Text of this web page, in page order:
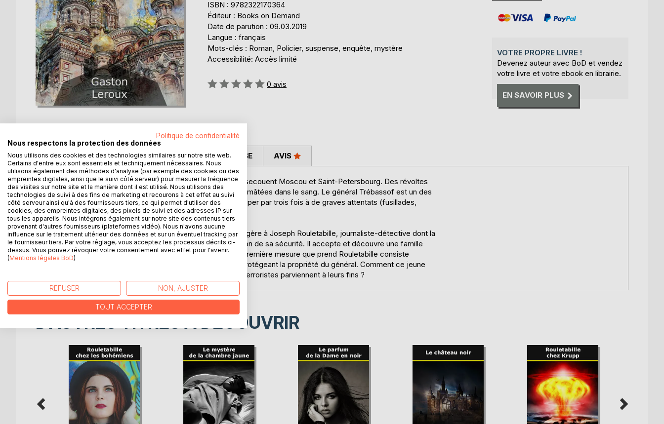
ISBN : 9782322170364
Éditeur : Books on Demand
Date de parution : 09.03.2019
Langue : français
Mots-clés : Roman, Policier, suspense, enquête, mystère
Accessibilité: Accès limité
Évaluation:
0 avis
VOTRE PROPRE LIVRE !
Devenez auteur avec BoD et vendez
votre livre et votre ebook en librairie.
EN SAVOIR PLUS
DESCRIPTION
Au début de l'autre siècle, en Russie, de graves troubles secouent Moscou et Saint-Petersbourg. Des révoltes
fomentées par des groupes nihilistes ou anarchistes sont mâtées dans le sang. Le général Trébassof est un des
responsables de cette terrible répression. Il vient d'échapper par trois fois à de graves attentats (fusillades,
machines infernales).
Le Tsar, inquiet pour un de ses plus loyaux serviteurs, suggère à Joseph Rouletabille, journaliste-détective dont la
réputation n'est plus à faire, de se charger de l'organisation de sa sécurité. Il accepte et découvre une famille
déboussolée mais recevant quand même beaucoup. La première mesure que prend Rouletabille consiste
paradoxalement à éloigner l'important dispositif policier protégeant la propriété du général. Comment ce jeune
homme astucieux pourra-t-il à lui seul empêcher que les terroristes parviennent à leurs fins ?
AUTEUR(S) CRITIQUES PRESSE AVIS
D’AUTRES TITRES À DÉCOUVRIR
Politique de confidentialité
Nous respectons la protection des données
Nous utilisons des cookies et des technologies similaires sur notre site web.
Certains d'entre eux sont essentiels et techniquement nécessaires. Nous
utilisons également des méthodes d'analyse (par exemple des cookies ou des
empreintes digitales, ainsi que le suivi côté serveur) pour mesurer la fréquence
des visites sur notre site et la manière dont il est utilisé. Nous utilisons des
technologies de suivi à des fins de marketing et recourons à cet effet au suivi
côté serveur ainsi qu'à des fournisseurs tiers, ce qui permet d'utiliser des
cookies, des empreintes digitales, des pixels de suivi et des adresses IP sur
tous les appareils. Nous intégrons également sur notre site des contenus tiers
provenant d'autres fournisseurs (plateformes vidéo). Nous n'avons aucune
influence sur le traitement ultérieur des données et sur un éventuel tracking par
le fournisseur tiers. Par votre réglage, vous acceptez les processus décrits ci-
dessus. Vous pouvez révoquer votre consentement avec effet pour l'avenir.
(Mentions légales BoD)
REFUSER NON, AJUSTER
TOUT ACCEPTER